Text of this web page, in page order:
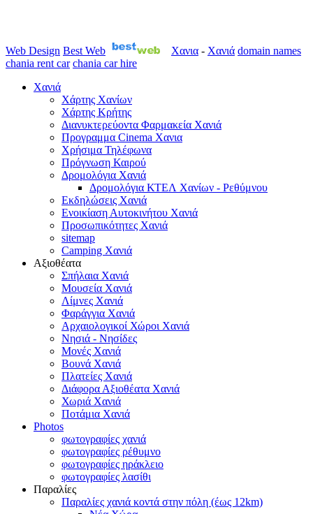
Web Design Best Web Χανια - Χανιά domain names
chania rent car chania car hire
Χανιά
Χάρτης Χανίων
Χάρτης Κρήτης
Διανυκτερεύοντα Φαρμακεία Χανιά
Προγραμμα Cinema Χανια
Χρήσιμα Τηλέφωνα
Πρόγνωση Καιρού
Δρομολόγια Χανιά
Δρομολόγια ΚΤΕΛ Χανίων - Ρεθύμνου
Εκδηλώσεις Χανιά
Ενοικίαση Αυτοκινήτου Χανιά
Προσωπικότητες Χανιά
sitemap
Camping Χανιά
Αξιοθέατα
Σπήλαια Χανιά
Μουσεία Χανιά
Λίμνες Χανιά
Φαράγγια Χανιά
Αρχαιολογικοί Χώροι Χανιά
Νησιά - Νησίδες
Μονές Χανιά
Βουνά Χανιά
Πλατείες Χανιά
Διάφορα Αξιοθέατα Χανιά
Χωριά Χανιά
Ποτάμια Χανιά
Photos
φωτογραφίες χανιά
φωτογραφίες ρέθυμνο
φωτογραφίες ηράκλειο
φωτογραφίες λασίθι
Παραλίες
Παραλίες χανιά κοντά στην πόλη (έως 12km)